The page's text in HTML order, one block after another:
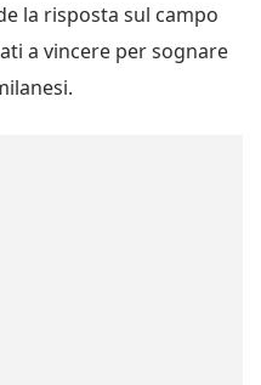
la risposta sul campo
a vincere per sognare